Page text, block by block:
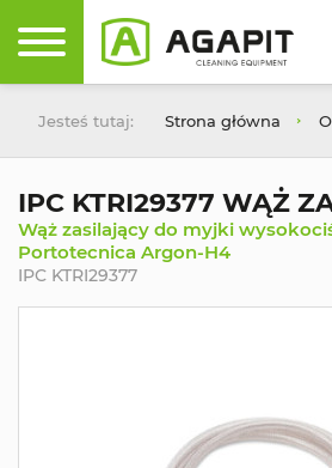
Jesteś tutaj: Strona główna
IPC KTRI29377 WĄŻ
Wąż zasilający do myjki
Portotecnica Argon-H4
IPC KTRI29377